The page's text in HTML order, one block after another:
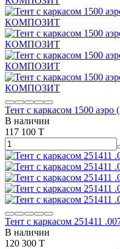
Тент с каркасом 1500
В наличии
117 100 T
Тент с каркасом 251411
В наличии
120 300 T